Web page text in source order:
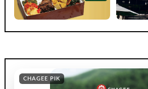
CHAGEE PIK